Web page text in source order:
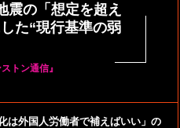
震の「想定を超え
た“現行基準の弱
トン通信』
は外国人労働者で補えばいい」の